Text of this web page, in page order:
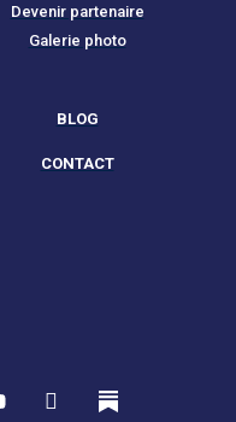
Devenir partenaire
Galerie photo
BLOG
CONTACT